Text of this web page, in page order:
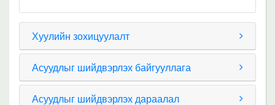
Хуулийн зохицуулалт
Асуудлыг шийдвэрлэх байгууллага
Асуудлыг шийдвэрлэх дараалал